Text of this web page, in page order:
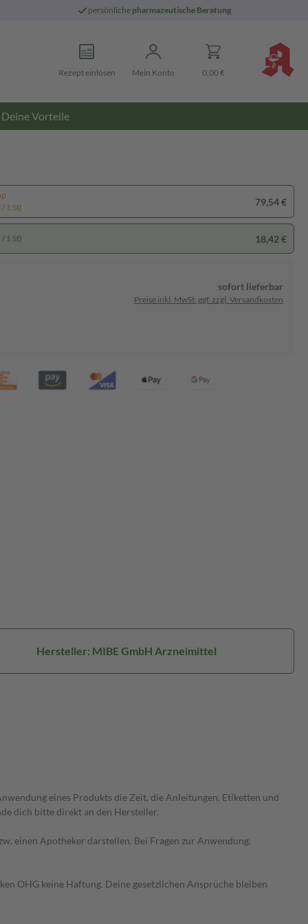
persönliche pharmazeutische Beratung
Rezept einlösen Mein Konto 0,00 €
Deine Vorteile
1 St)
79,54 €
1 St) 18,42 €
sofort lieferbar
Preise inkl. MwSt. ggf. zzgl. Versandkosten
Hersteller: MIBE GmbH Arzneimittel
eines Produkts die Zeit, die Anleitungen, Etiketten und
dich bitte direkt an den Hersteller.
einen Apotheker darstellen. Bei Fragen zur Anwendung,
OHG keine Haftung. Deine gesetzlichen Ansprüche bleiben